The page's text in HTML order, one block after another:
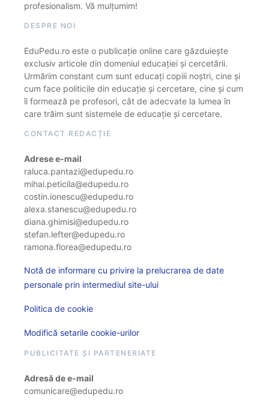
profesionalism. Vă mulțumim!
DESPRE NOI
EduPedu.ro este o publicație online care găzduiește
exclusiv articole din domeniul educației și cercetării.
Urmărim constant cum sunt educați copiii noștri, cine și
cum face politicile din educație și cercetare, cine și cum
îi formează pe profesori, cât de adecvate la lumea în
care trăim sunt sistemele de educație și cercetare.
CONTACT REDACȚIE
Adrese e-mail
raluca.pantazi@edupedu.ro
mihai.peticila@edupedu.ro
costin.ionescu@edupedu.ro
alexa.stanescu@edupedu.ro
diana.ghimisi@edupedu.ro
stefan.lefter@edupedu.ro
ramona.florea@edupedu.ro
Notă de informare cu privire la prelucrarea de date
personale prin intermediul site-ului
Politica de cookie
Modifică setarile cookie-urilor
PUBLICITATE ȘI PARTENERIATE
Adresă de e-mail
comunicare@edupedu.ro